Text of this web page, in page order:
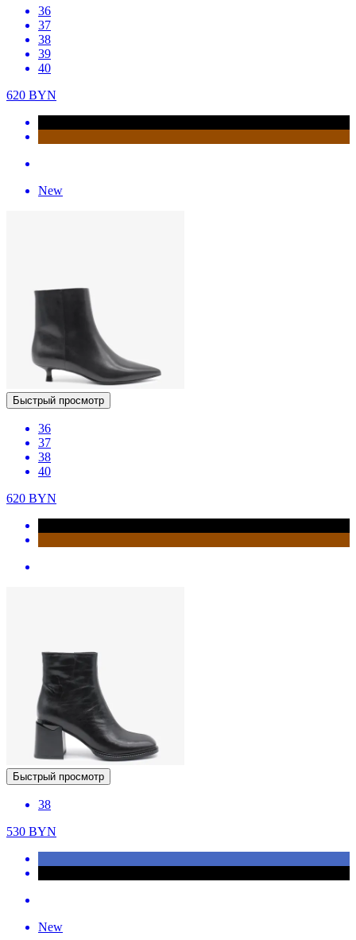
36
37
38
39
40
620 BYN
New
Быстрый просмотр
36
37
38
40
620 BYN
Быстрый просмотр
38
530 BYN
New